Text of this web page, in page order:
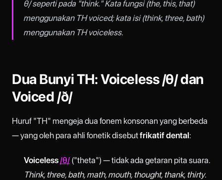
θ/ seperti pada "think." Kata fungsi (the, this, that)
menggunakan TH voiced; kata isi (think, three, bath)
menggunakan TH voiceless.
Dua Bunyi TH: Voiceless /θ/ dan
Voiced /ð/
Huruf "TH" mengeja dua fonem konsonan yang berbeda
— yang oleh para ahli fonetik disebutfrikatif dental:
Voiceless /θ/("theta") — tidak ada getaran pita suara.
Think, three, bath, math, mouth, thought, thank, thirty.